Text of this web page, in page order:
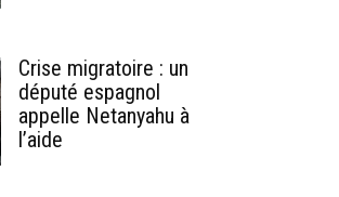
Crise migratoire : un
député espagnol
appelle Netanyahu à
l’aide